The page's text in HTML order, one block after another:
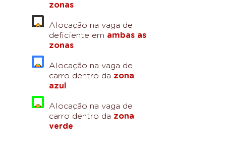
zonas
Alocação na vaga de
deficiente em ambas as
zonas
Alocação na vaga de
carro dentro da zona
azul
Alocação na vaga de
carro dentro da zona
verde